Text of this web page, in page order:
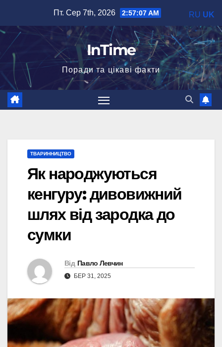
вмісту
Пт. Сер 7th, 2026 2:57:08 AM
InTime
Поради та цікаві факти
ТВАРИННИЦТВО
Як народжуються
кенгуру: дивовижний
шлях від зародка до
сумки
Від Павло Левчин
БЕР 31, 2025
RU UK